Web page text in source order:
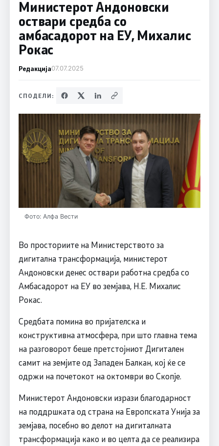
Министерот Андоновски
оствари средба со
амбасадорот на ЕУ, Михалис
Рокас
Редакција07.07.2025
СПОДЕЛИ:
Фото: Алфа Вести
Во просториите на Министерството за
дигитална трансформација, министерот
Андоновски денес оствари работна средба со
Амбасадорот на ЕУ во земјава, Н.Е. Михалис
Рокас.
Средбата помина во пријателска и
конструктивна атмосфера, при што главна тема
на разговорот беше претстојниот Дигитален
самит на земјите од Западен Балкан, кој ќе се
одржи на почетокот на октомври во Скопје.
Министерот Андоновски изрази благодарност
на поддршката од страна на Европската Унија за
земјава, посебно во делот на дигиталната
трансформација како и во целта да се реализира